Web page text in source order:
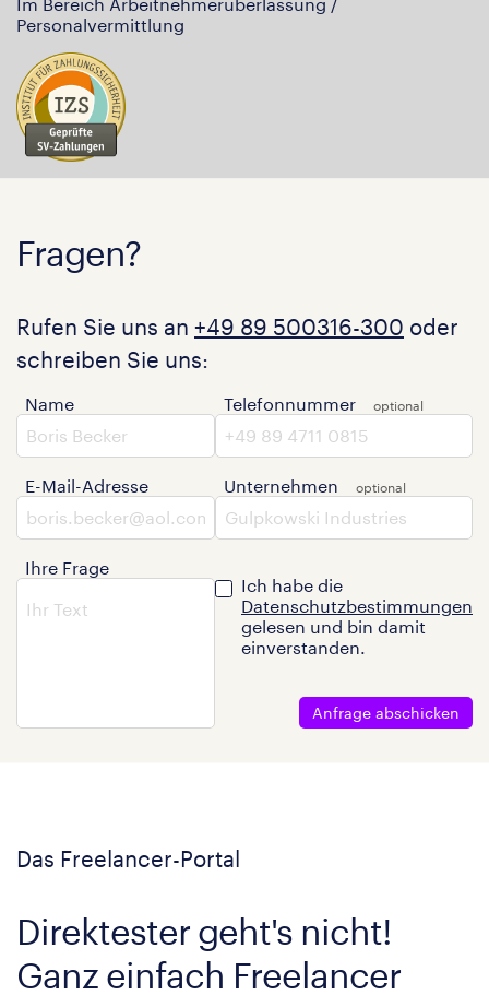
Personalvermittlung
Fragen?
Rufen Sie uns an +49 89 500316-300 oder
schreiben Sie uns:
Name
E-Mail-Adresse
Ihre Frage
Telefonnummer
Unternehmen
Ich habe die
Datenschutzbestimmungen
gelesen und bin damit
einverstanden.
Anfrage abschicken
Das Freelancer-Portal
Direktester geht's nicht!
Ganz einfach Freelancer